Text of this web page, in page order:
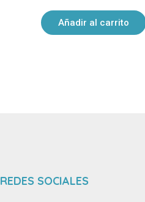
Añadir al carrito
REDES SOCIALES